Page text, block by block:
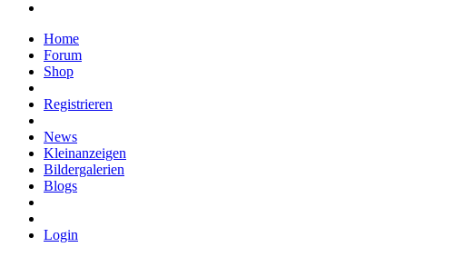
Home
Forum
Shop
Registrieren
News
Kleinanzeigen
Bildergalerien
Blogs
Login